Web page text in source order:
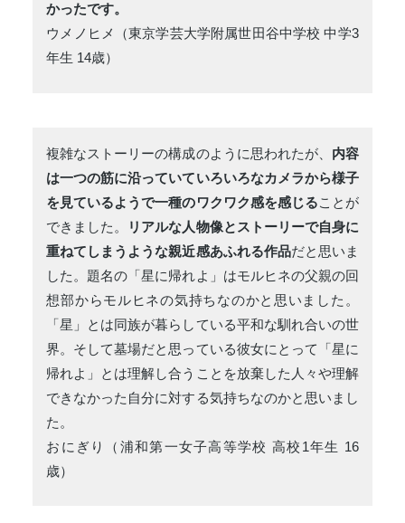
かったです。
ウメノヒメ（東京学芸大学附属世田谷中学校 中学3
年生 14歳）
複雑なストーリーの構成のように思われたが、 内容
は一つの筋に沿っていていろいろなカメラから様子
を見ているようで一種のワクワク感を感じることが
できました。
リアルな人物像とストーリーで自身に
重ねてしまうような親近感あふれる作品だと思いま
した。題名の「星に帰れよ」はモルヒネの父親の回
想部からモルヒネの気持ちなのかと思いました。
「星」とは同族が暮らしている平和な馴れ合いの世
界。そして墓場だと思っている彼女にとって「星に
帰れよ」とは理解し合うことを放棄した人々や理解
できなかった自分に対する気持ちなのかと思いまし
た。
おにぎり（浦和第一女子高等学校 高校1年生 16
歳）